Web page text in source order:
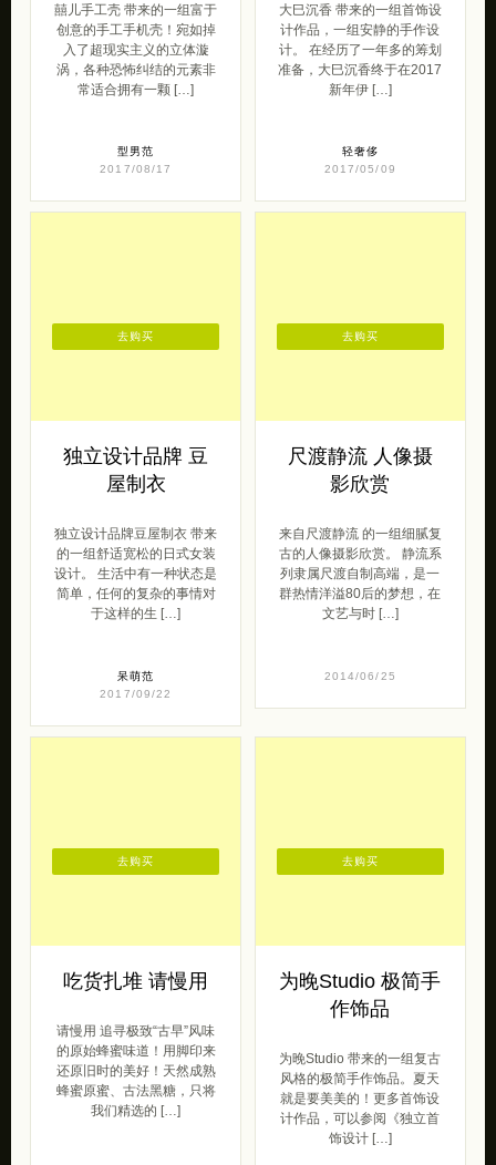
囍儿手工壳 带来的一组富于
创意的手工手机壳！宛如掉
入了超现实主义的立体漩
涡，各种恐怖纠结的元素非
常适合拥有一颗 […]
型男范
2017/08/17
大巳沉香 带来的一组首饰设
计作品，一组安静的手作设
计。 在经历了一年多的筹划
准备，大巳沉香终于在2017
新年伊 […]
轻奢侈
2017/05/09
独立设计品牌 豆
屋制衣
独立设计品牌豆屋制衣 带来
的一组舒适宽松的日式女装
设计。 生活中有一种状态是
简单，任何的复杂的事情对
于这样的生 […]
呆萌范
2017/09/22
去购买
尺渡静流 人像摄
影欣赏
来自尺渡静流 的一组细腻复
古的人像摄影欣赏。 静流系
列隶属尺渡自制高端，是一
群热情洋溢80后的梦想，在
文艺与时 […]
2014/06/25
去购买
吃货扎堆 请慢用
请慢用 追寻极致“古早”风味
的原始蜂蜜味道！用脚印来
还原旧时的美好！天然成熟
蜂蜜原蜜、古法黑糖，只将
我们精选的 […]
去购买
为晚Studio 极简手
作饰品
为晚Studio 带来的一组复古
风格的极简手作饰品。夏天
就是要美美的！更多首饰设
计作品，可以参阅《独立首
饰设计 […]
去购买